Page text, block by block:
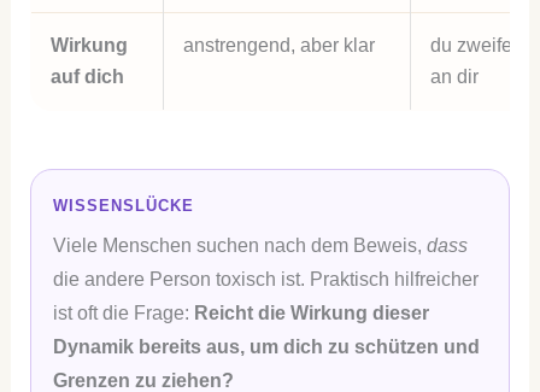
Wirkung
auf dich
anstrengend, aber klar
du zweifelst
an dir
WISSENSLÜCKE
Viele Menschen suchen nach dem Beweis, dass
die andere Person toxisch ist. Praktisch hilfreicher
ist oft die Frage: Reicht die Wirkung dieser
Dynamik bereits aus, um dich zu schützen und
Grenzen zu ziehen?